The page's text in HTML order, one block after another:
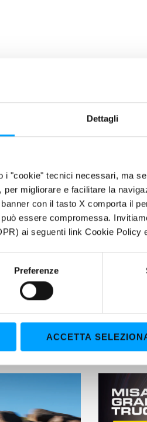
Dettagli
i "cookie" tecnici necessari, ma
migliorare e facilitare la
con il tasto X comporta il
essere compromessa.
ai seguenti link Cookie Policy
Preferenze
ACCETTA